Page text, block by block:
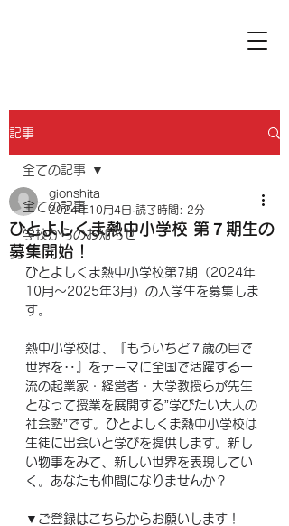
記事
全ての記事
学校からのお知らせ
全ての記事
ひとよしくま熱中小学校 第７期生の
募集開始！
gionshita
2024年10月4日 読了時間: 2分
ひとよしくま熱中小学校第7期（2024年
10月〜2025年3月）の入学生を募集しま
す。
熱中小学校は、『もういちど７歳の目で
世界を‥』をテーマに全国で活躍する一
流の起業家・経営者・大学教授らが先生
となって授業を展開する”学びたい大人の
社会塾”です。ひとよしくま熱中小学校は
生徒に出会いと学びを提供します。新し
い物事をみて、新しい世界を表現してい
く。あなたも仲間になりませんか？
▼ご登録はこちらからお願いします！